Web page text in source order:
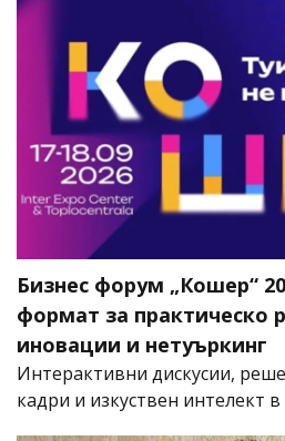
Бизнес форум „Кошер“
формат за практическо
иновации и нетуъркинг
Интерактивни дискусии,
кадри и изкуствен интелект в